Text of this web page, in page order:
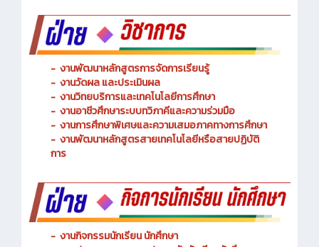
- งานพัฒนาหลักสูตรการจัดการเรียนรู้
- งานวัดผล และประเมินผล
- งานวิทยบริการและเทคโนโลยีการศึกษา
- งานอาชีวศึกษาระบบทวิภาคีและความร่วมมือ
- งานการศึกษาพิเศษและความเสมอภาคทางการศึกษา
- งานพัฒนาหลักสูตรสายเทคโนโลยีหรือสายปฏิบัติ